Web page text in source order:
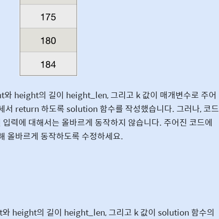
와 height의 길이 height_len, 그리고 k 값이 매개변수로 주어
서 return 하도록 solution 함수를 작성했습니다. 그러나, 코드
력에 대해서는 올바르게 동작하지 않습니다. 주어진 코드에
올바르게 동작하도록 수정하세요.
height의 길이 height_len, 그리고 k 값이 solution 함수의